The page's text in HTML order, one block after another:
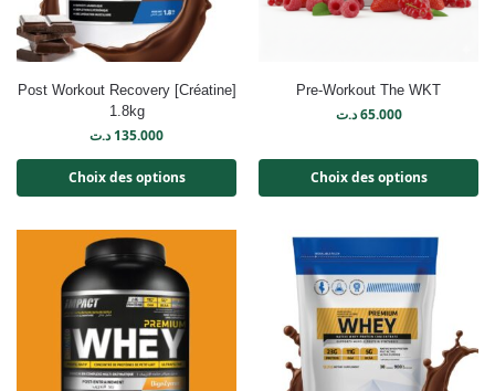
Post Workout Recovery [Créatine]
1.8kg
135.000 د.ت
Choix des options
Pre-Workout The WKT
65.000 د.ت
Choix des options